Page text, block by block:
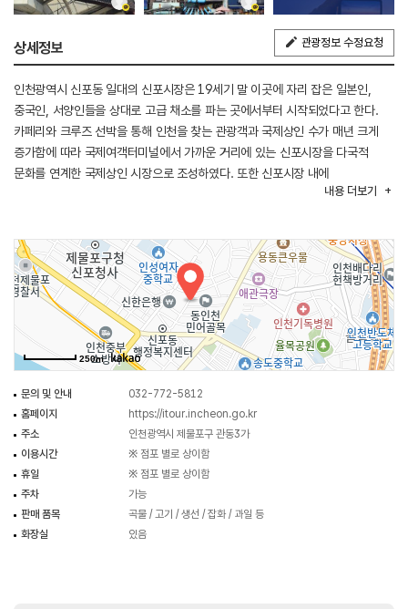
상세정보 관광정보 수정요청
인천광역시 신포동 일대의 신포시장은 19세기 말 이곳에 자리 잡은 일본인,
중국인, 서양인들을 상대로 고급 채소를 파는 곳에서부터 시작되었다고 한다.
카페리와 크루즈 선박을 통해 인천을 찾는 관광객과 국제상인 수가 매년 크게
증가함에 따라 국제여객터미널에서 가까운 거리에 있는 신포시장을 다국적
문화를 연계한 국제상인 시장으로 조성하였다. 또한 신포시장 내에
안내데스크와 셀프 오피스를 구성해 국제상인 지원센터를 만들어, 신포시장을
통역 등을 제공한다. 신포시장은 일제 강점기 때 소규모 점포들이 하나둘씩
모여들면서 명맥을 이어오다 지난 1970년 정식으로 시장등록이 됐으며 현재
다양한 점포가 입주해 있다.
내용 더보기
250m
문의 및 안내
032-772-5812
홈페이지
https://itour.incheon.go.kr
주소
인천광역시 제물포구 관동3가
이용시간
※ 점포 별로 상이함
휴일
※ 점포 별로 상이함
주차
가능
판매 품목
곡물 / 고기 / 생선 / 잡화 / 과일 등
화장실
있음